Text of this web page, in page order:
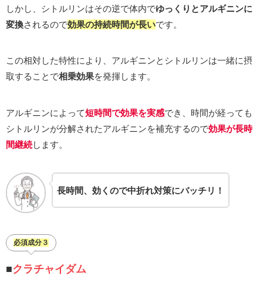
しかし、シトルリンはその逆で体内でゆっくりとアルギニンに
変換されるので効果の持続時間が長いです。
この相対した特性により、アルギニンとシトルリンは一緒に摂
取することで相乗効果を発揮します。
アルギニンによって短時間で効果を実感でき、時間が経っても
シトルリンが分解されたアルギニンを補充するので効果が長時
間継続します。
長時間、効くので中折れ対策にバッチリ！
必須成分３
■クラチャイダム